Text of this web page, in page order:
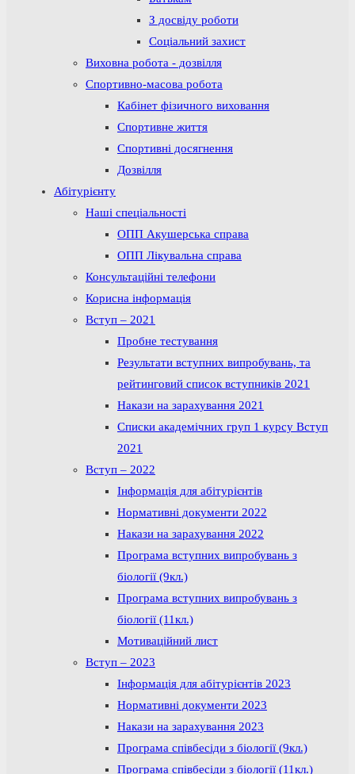
З досвіду роботи
Соціальний захист
Виховна робота - дозвілля
Спортивно-масова робота
Кабінет фізичного виховання
Спортивне життя
Спортивні досягнення
Дозвілля
Абітурієнту
Наші спеціальності
ОПП Акушерська справа
ОПП Лікувальна справа
Консультаційні телефони
Корисна інформація
Вступ – 2021
Пробне тестування
Результати вступних випробувань, та
рейтинговий список вступників 2021
Накази на зарахування 2021
Списки академічних груп 1 курсу Вступ
2021
Вступ – 2022
Інформація для абітурієнтів
Нормативні документи 2022
Накази на зарахування 2022
Програма вступних випробувань з
біології (9кл.)
Програма вступних випробувань з
біології (11кл.)
Мотиваційний лист
Вступ – 2023
Інформація для абітурієнтів 2023
Нормативні документи 2023
Накази на зарахування 2023
Програма співбесіди з біології (9кл.)
Програма співбесіди з біології (11кл.)